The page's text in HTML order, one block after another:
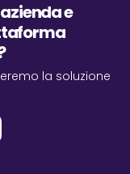
e
la soluzione